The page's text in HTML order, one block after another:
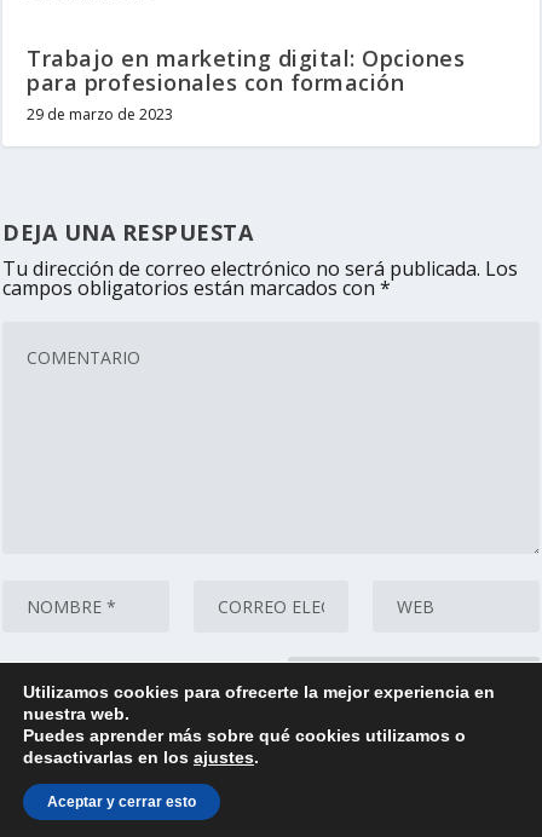
Trabajo en marketing digital: Opciones
para profesionales con formación
29 de marzo de 2023
DEJA UNA RESPUESTA
Tu dirección de correo electrónico no será publicada. Los
campos obligatorios están marcados con*
®ScuadraDigital® Todos los derechos reservados
2021-2022.Aviso legal, privacidad y cookies.
Utilizamos cookies para ofrecerte la mejor experiencia en
nuestra web.
Puedes aprender más sobre qué cookies utilizamos o
desactivarlas en los ajustes.
Aceptar y cerrar esto